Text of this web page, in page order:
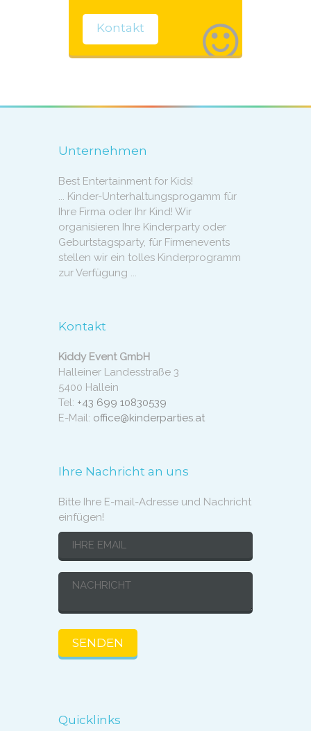
Kontakt
Unternehmen
Best Entertainment for Kids!
... Kinder-Unterhaltungsprogamm für
Ihre Firma oder Ihr Kind! Wir
organisieren Ihre Kinderparty oder
Geburtstagsparty, für Firmenevents
stellen wir ein tolles Kinderprogramm
zur Verfügung ...
Kontakt
Kiddy Event GmbH
Halleiner Landesstraße 3
5400 Hallein
Tel: +43 699 10830539
E-Mail: office@kinderparties.at
Ihre Nachricht an uns
Bitte Ihre E-mail-Adresse und Nachricht
einfügen!
Quicklinks